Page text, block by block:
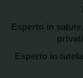
Esperto in
Esperto in